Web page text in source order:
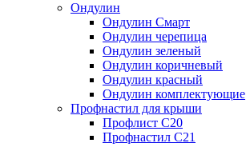
Ондулин
Ондулин Смарт
Ондулин черепица
Ондулин зеленый
Ондулин коричневый
Ондулин красный
Ондулин комплектующие
Профнастил для крыши
Профлист С20
Профнастил С21